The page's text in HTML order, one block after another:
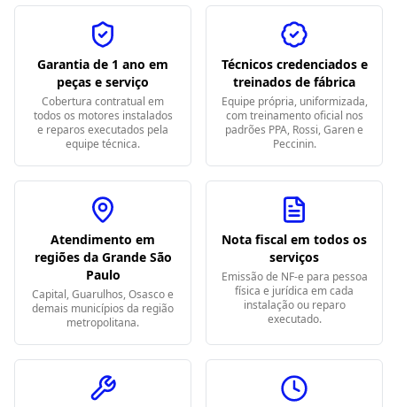
Garantia de 1 ano em
peças e serviço
Cobertura contratual em
todos os motores instalados
e reparos executados pela
equipe técnica.
Técnicos credenciados e
treinados de fábrica
Equipe própria, uniformizada,
com treinamento oficial nos
padrões PPA, Rossi, Garen e
Peccinin.
Atendimento em
regiões da Grande São
Paulo
Capital, Guarulhos, Osasco e
demais municípios da região
metropolitana.
Nota fiscal em todos os
serviços
Emissão de NF-e para pessoa
física e jurídica em cada
instalação ou reparo
executado.